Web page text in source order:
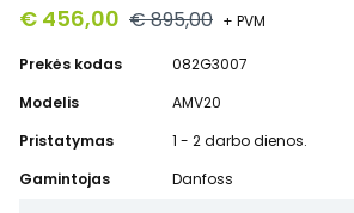
€ 456,00 € 895,00 + PVM
Prekės kodas
082G3007
Modelis
AMV20
Pristatymas
1 - 2 darbo dienos.
Gamintojas
Danfoss